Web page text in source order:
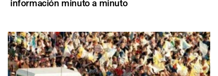
información minuto a minuto